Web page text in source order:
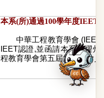
本系(所)通過100學年度IEET
中華工程教育學會
IEET認證,並函請本系楊燿
程教育學會第五屆第二次會